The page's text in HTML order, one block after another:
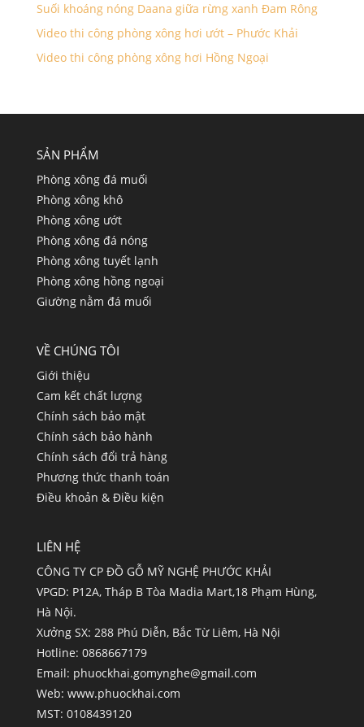
Suối khoáng nóng Daana giữa rừng xanh Đam Rông
Video thi công phòng xông hơi ướt – Phước Khải
Video thi công phòng xông hơi Hồng Ngoại
SẢN PHẨM
Phòng xông đá muối
Phòng xông khô
Phòng xông ướt
Phòng xông đá nóng
Phòng xông tuyết lạnh
Phòng xông hồng ngoại
Giường nằm đá muối
VỀ CHÚNG TÔI
Giới thiệu
Cam kết chất lượng
Chính sách bảo mật
Chính sách bảo hành
Chính sách đổi trả hàng
Phương thức thanh toán
Điều khoản & Điều kiện
LIÊN HỆ
CÔNG TY CP ĐỒ GỖ MỸ NGHỆ PHƯỚC KHẢI
VPGD: P12A, Tháp B Tòa Madia Mart,18 Phạm Hùng,
Hà Nội.
Xưởng SX: 288 Phú Diễn, Bắc Từ Liêm, Hà Nội
Hotline: 0868667179
Email: phuockhai.gomynghe@gmail.com
Web: www.phuockhai.com
MST: 0108439120